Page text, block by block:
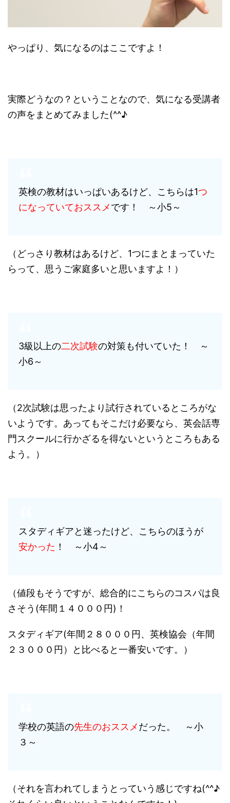
やっぱり、気になるのはここですよ！
実際どうなの？ということなので、気になる受講者
の声をまとめてみました(^^♪
英検の教材はいっぱいあるけど、こちらは1つ
になっていておススメです！ ～小5～
（どっさり教材はあるけど、1つにまとまっていた
らって、思うご家庭多いと思いますよ！）
3級以上の二次試験の対策も付いていた！ ～
小6～
（2次試験は思ったより試行されているところがな
いようです。あってもそこだけ必要なら、英会話専
門スクールに行かざるを得ないというところもある
よう。）
スタディギアと迷ったけど、こちらのほうが
安かった ！ ～小4～
（値段もそうですが、総合的にこちらのコスパは良
さそう(年間１４０００円)！
スタディギア(年間２８０００円、英検協会（年間
２３０００円）と比べると一番安いです。）
学校の英語の先生のおススメだった。 ～小
３～
（それを言われてしまうとっていう感じですね(^^♪